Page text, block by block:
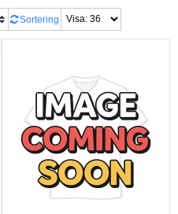
Sortering